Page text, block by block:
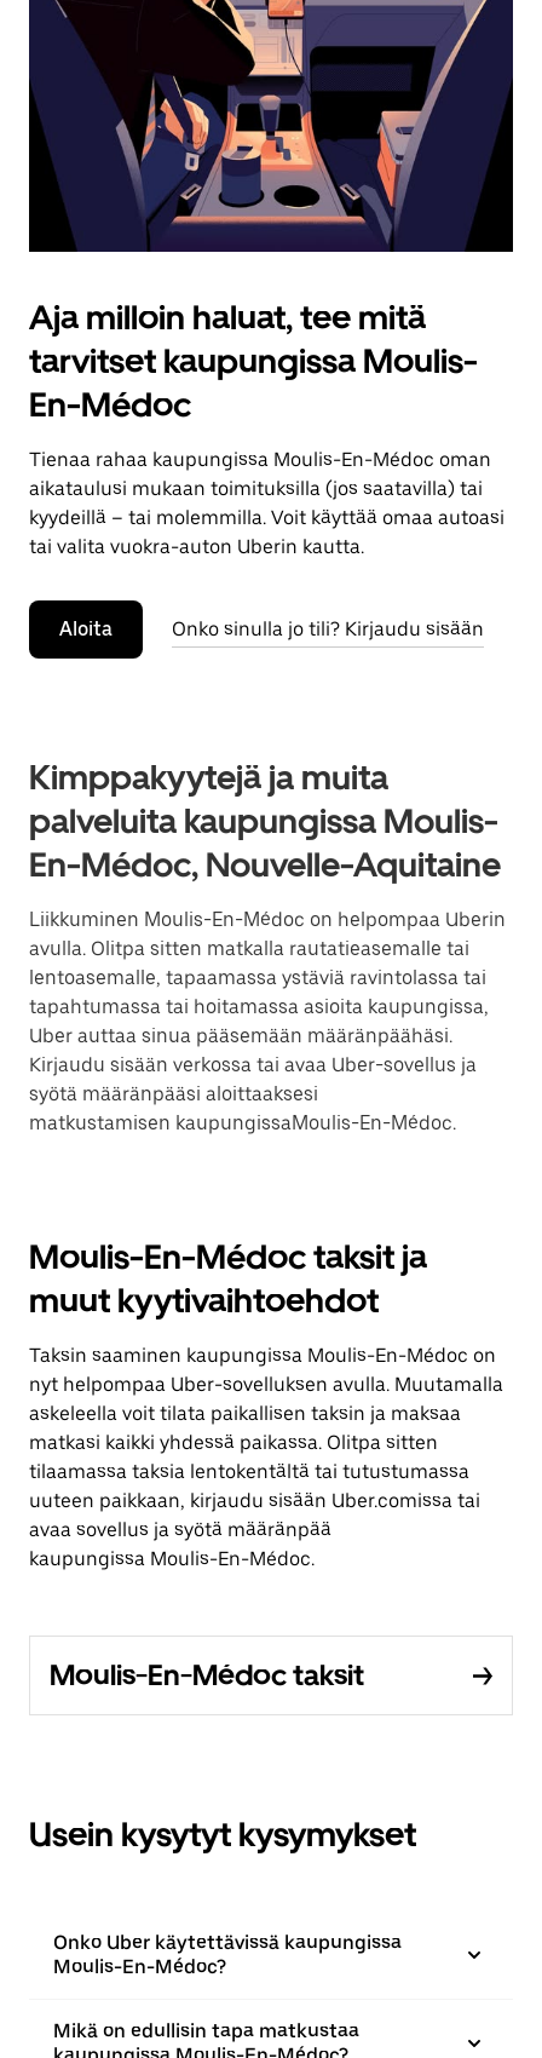
Aja milloin haluat, tee mitä
tarvitset kaupungissa Moulis-
En-Médoc
Tienaa rahaa kaupungissa Moulis-En-Médoc oman
aikataulusi mukaan toimituksilla (jos saatavilla) tai
kyydeillä – tai molemmilla. Voit käyttää omaa autoasi
tai valita vuokra-auton Uberin kautta.
Aloita Onko sinulla jo tili? Kirjaudu sisään
Kimppakyytejä ja muita
palveluita kaupungissa Moulis-
En-Médoc, Nouvelle-Aquitaine
Liikkuminen Moulis-En-Médoc on helpompaa Uberin
avulla. Olitpa sitten matkalla rautatieasemalle tai
lentoasemalle, tapaamassa ystäviä ravintolassa tai
tapahtumassa tai hoitamassa asioita kaupungissa,
Uber auttaa sinua pääsemään määränpäähäsi.
Kirjaudu sisään verkossa tai avaa Uber-sovellus ja
syötä määränpääsi aloittaaksesi
matkustamisen kaupungissaMoulis-En-Médoc.
Moulis-En-Médoc taksit ja
muut kyytivaihtoehdot
Taksin saaminen kaupungissa Moulis-En-Médoc on
nyt helpompaa Uber-sovelluksen avulla. Muutamalla
askeleella voit tilata paikallisen taksin ja maksaa
matkasi kaikki yhdessä paikassa. Olitpa sitten
tilaamassa taksia lentokentältä tai tutustumassa
uuteen paikkaan, kirjaudu sisään Uber.comissa tai
avaa sovellus ja syötä määränpää
kaupungissa Moulis-En-Médoc.
Moulis-En-Médoc taksit
Usein kysytyt kysymykset
Onko Uber käytettävissä kaupungissa
Moulis-En-Médoc?
Mikä on edullisin tapa matkustaa